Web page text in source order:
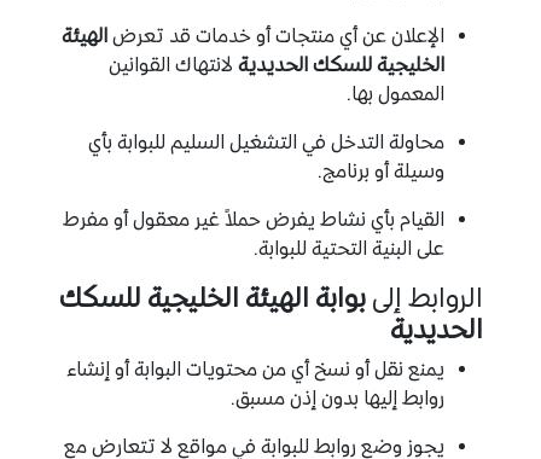
الإعلان عن أي منتجات أو خدمات قد تعرض الهيئة
الخليجية للسكك الحديدية لانتهاك القوانين
المعمول بها.
محاولة التدخل في التشغيل السليم للبوابة بأي
وسيلة أو برنامج.
القيام بأي نشاط يفرض حملاً غير معقول أو مفرط
على البنية التحتية للبوابة.
الروابط إلى بوابة الهيئة الخليجية للسكك
الحديدية
يمنع نقل أو نسخ أي من محتويات البوابة أو إنشاء
روابط إليها بدون إذن مسبق.
يجوز وضع روابط للبوابة في مواقع لا تتعارض مع